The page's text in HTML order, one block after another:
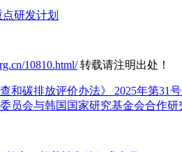
点研发计划
10810.html/转载请注明出处！
和碳排放评价办法》 2025年第31
员会与韩国国家研究基金会合作